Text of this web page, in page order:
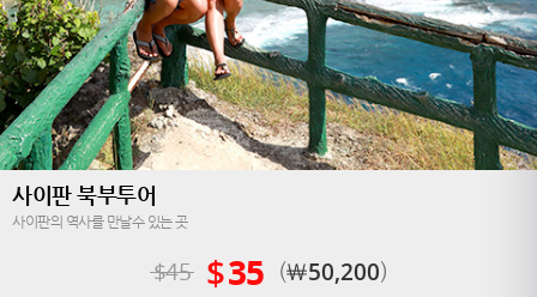
사이판 북부투어
사이판의 역사를 만날수 있는 곳
￦50,200
$45 $35